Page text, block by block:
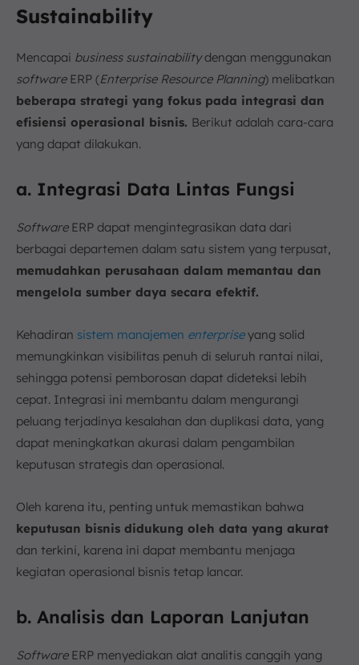
Sustainability
Mencapai business sustainabilitydengan menggunakan
softwareERP (Enterprise Resource Planning) melibatkan
beberapa strategi yang fokus pada integrasi dan
efisiensi operasional bisnis. Berikut adalah cara-cara
yang dapat dilakukan.
a. Integrasi Data Lintas Fungsi
SoftwareERP dapat mengintegrasikan data dari
berbagai departemen dalam satu sistem yang terpusat,
memudahkan perusahaan dalam memantau dan
mengelola sumber daya secara efektif.
Kehadiran sistem manajemen enterpriseyang solid
memungkinkan visibilitas penuh di seluruh rantai nilai,
sehingga potensi pemborosan dapat dideteksi lebih
cepat. Integrasi ini membantu dalam mengurangi
peluang terjadinya kesalahan dan duplikasi data, yang
dapat meningkatkan akurasi dalam pengambilan
keputusan strategis dan operasional.
Oleh karena itu, penting untuk memastikan bahwa
keputusan bisnis didukung oleh data yang akurat
dan terkini, karena ini dapat membantu menjaga
kegiatan operasional bisnis tetap lancar.
b. Analisis dan Laporan Lanjutan
SoftwareERP menyediakan alat analitis canggih yang